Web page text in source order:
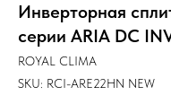
Инверторная
серии ARIA DC
ROYAL CLIMA
SKU: RCI-ARЕ22HN NEW